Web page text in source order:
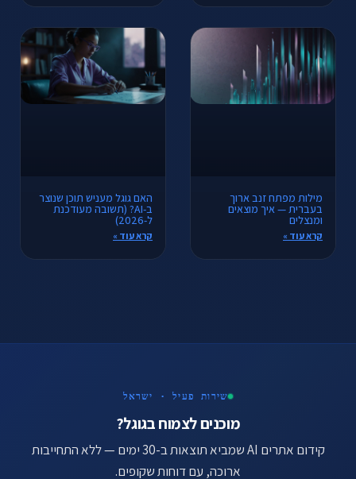
מילות מפתח זנב ארוך
בעברית — איך מוצאים
ומנצלים
קרא עוד »
האם גוגל מעניש תוכן שנוצר
ב-AI? (תשובה מעודכנת
ל-2026)
קרא עוד »
שירות פעיל · ישראל
מוכנים לצמוח בגוגל?
קידום אתרים AI שמביא תוצאות ב-30 ימים — ללא התחייבות
ארוכה, עם דוחות שקופים.